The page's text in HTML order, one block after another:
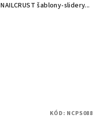
NAILCRUST šablony-slidery...
KÓD: NCPS088